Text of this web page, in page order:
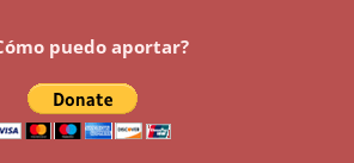
puedo aportar?